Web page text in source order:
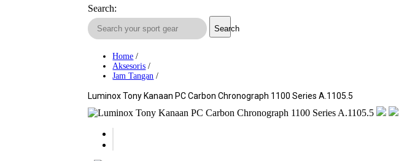
Search:
Search
Home /
Aksesoris /
Jam Tangan /
Luminox Tony Kanaan PC Carbon Chronograph 1100 Series A.1105.5